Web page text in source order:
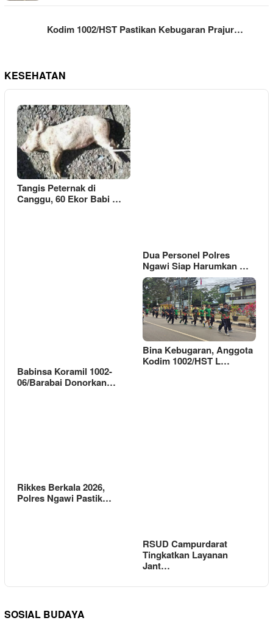
Kodim 1002/HST Pastikan Kebugaran Prajur…
KESEHATAN
Tangis Peternak di
Canggu, 60 Ekor Babi …
Dua Personel Polres
Ngawi Siap Harumkan …
Babinsa Koramil 1002-
06/Barabai Donorkan…
Bina Kebugaran, Anggota
Kodim 1002/HST L…
Rikkes Berkala 2026,
Polres Ngawi Pastik…
RSUD Campurdarat
Tingkatkan Layanan
Jant…
SOSIAL BUDAYA